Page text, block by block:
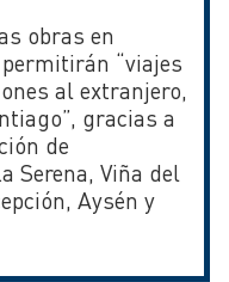
obras en
“viajes
al extranjero,
gracias a
de
Serena, Viña del
Aysén y